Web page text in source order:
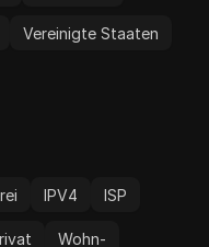
Vereinigte Staaten
IPV4 ISP
Wohn-